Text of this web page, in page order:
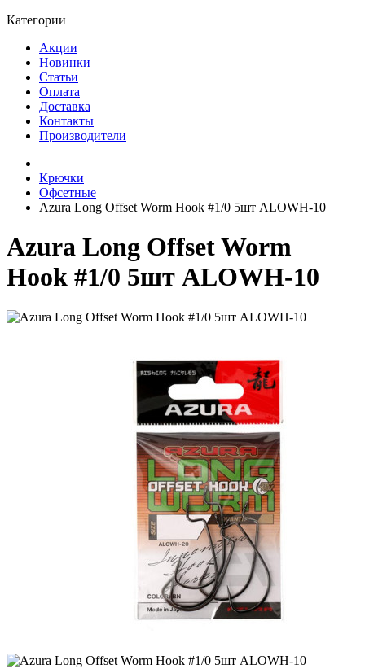
Категории
Акции
Новинки
Статьи
Оплата
Доставка
Контакты
Производители
Крючки
Офсетные
Azura Long Offset Worm Hook #1/0 5шт ALOWH-10
Azura Long Offset Worm
Hook #1/0 5шт ALOWH-10